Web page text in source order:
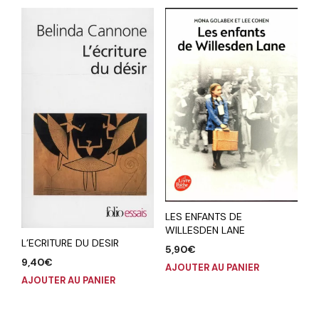
L’ECRITURE DU DESIR
9,40€
AJOUTER AU PANIER
LES ENFANTS DE
WILLESDEN LANE
5,90€
AJOUTER AU PANIER